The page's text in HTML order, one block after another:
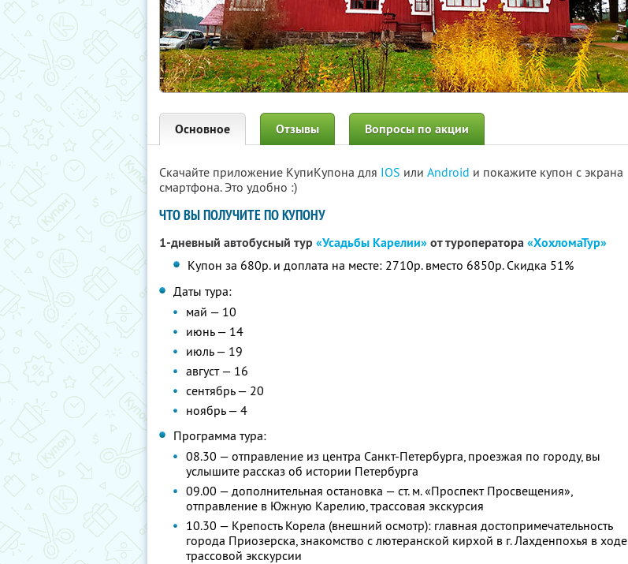
Основное Отзывы Вопросы по акции
Скачайте приложение КупиКупона для IOS или Android и покажите купон с экрана
смартфона. Это удобно :)
ЧТО ВЫ ПОЛУЧИТЕ ПО КУПОНУ
1-дневный автобусный тур «Усадьбы Карелии»от туроператора«ХохломаТур»
Купон за 680р. и доплата на месте: 2710р. вместо 6850р. Скидка 51%
Даты тура:
май — 10
июнь — 14
июль — 19
август — 16
сентябрь — 20
ноябрь — 4
Программа тура:
08.30 — отправление из центра Санкт-Петербурга, проезжая по городу, вы
услышите рассказ об истории Петербурга
09.00 — дополнительная остановка — ст. м. «Проспект Просвещения»,
отправление в Южную Карелию, трассовая экскурсия
10.30 — Крепость Корела (внешний осмотр): главная достопримечательность
города Приозерска, знакомство с лютеранской кирхой в г. Лахденпохья в ходе
трассовой экскурсии